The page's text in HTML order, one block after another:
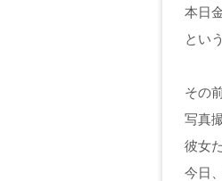
本日
とい
その
写真
彼女
今日